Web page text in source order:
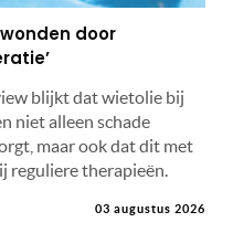
door
blijkt dat wietolie bij
niet alleen schade
maar ook dat dit met
reguliere therapieën.
03 augustus 2026